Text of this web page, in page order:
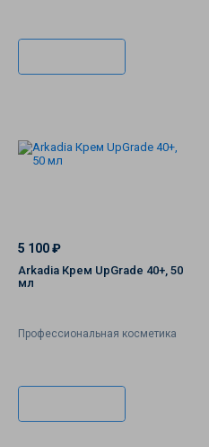
5 100 ₽
Arkadia Крем UpGrade 40+, 50
мл
Профессиональная косметика